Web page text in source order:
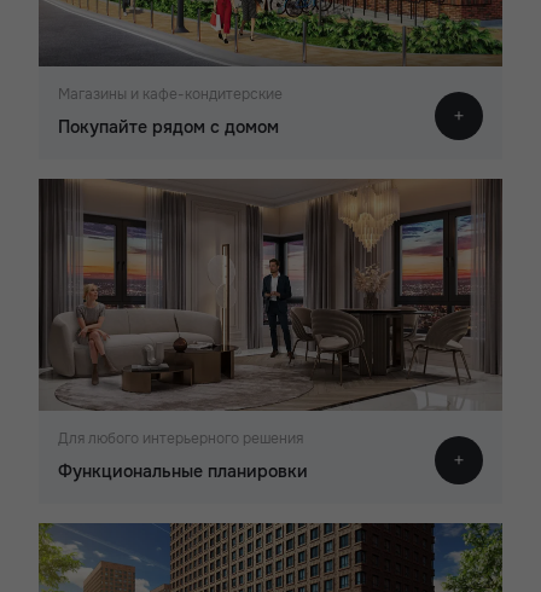
Магазины и кафе-кондитерские
Покупайте рядом с домом
Для любого интерьерного решения
Функциональные планировки